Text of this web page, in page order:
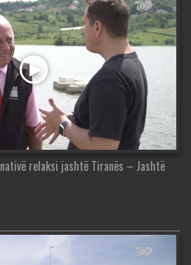
relaksi jashtë Tiranës – Jashtë